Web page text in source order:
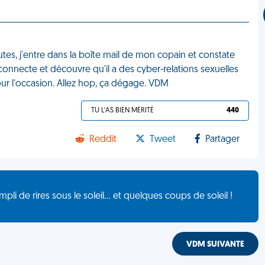
j'entre dans la boîte mail de mon copain et constate
et découvre qu'il a des cyber-relations sexuelles
l'occasion. Allez hop, ça dégage. VDM
TU L'AS BIEN MÉRITÉ 440
Reddit Tweet Partager
de rires sous le soleil... et quelques coups de soleil !
VDM SUIVANTE